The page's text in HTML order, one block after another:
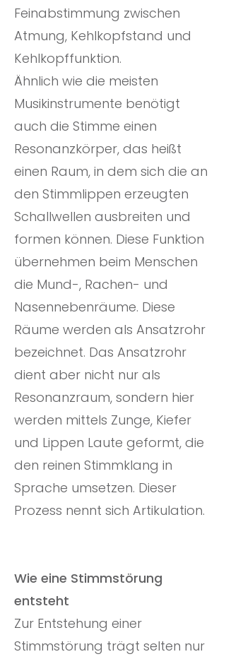
Feinabstimmung zwischen
Atmung, Kehlkopfstand und
Kehlkopffunktion.
Ähnlich wie die meisten
Musikinstrumente benötigt
auch die Stimme einen
Resonanzkörper, das heißt
einen Raum, in dem sich die an
den Stimmlippen erzeugten
Schallwellen ausbreiten und
formen können. Diese Funktion
übernehmen beim Menschen
die Mund-, Rachen- und
Nasennebenräume. Diese
Räume werden als Ansatzrohr
bezeichnet. Das Ansatzrohr
dient aber nicht nur als
Resonanzraum, sondern hier
werden mittels Zunge, Kiefer
und Lippen Laute geformt, die
den reinen Stimmklang in
Sprache umsetzen. Dieser
Prozess nennt sich Artikulation.
Wie eine Stimmstörung
entsteht
Zur Entstehung einer
Stimmstörung trägt selten nur